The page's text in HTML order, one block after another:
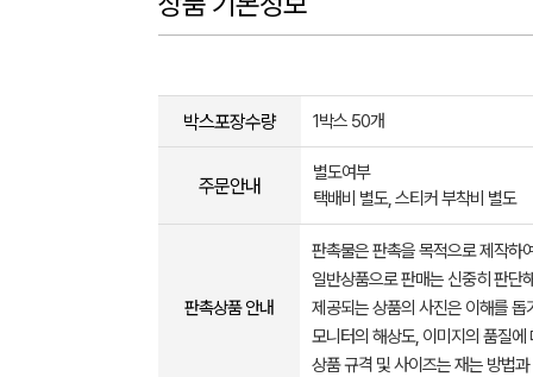
박스포장수량 1박스 50개
주문안내
별도여부
택배비 별도, 스티커 부착비 별도
판촉상품 안내
판촉물은 판촉을 목적으로 제작하
일반상품으로 판매는 신중히 판단
제공되는 상품의 사진은 이해를
모니터의 해상도, 이미지의 품질
상품 규격 및 사이즈는 재는 방법